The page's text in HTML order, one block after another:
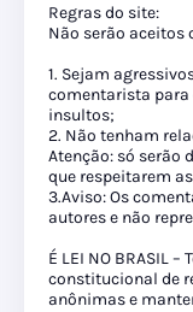
Regras do site:
Não serão aceitos
1. Sejam
comentarista para
insultos;
2. Não tenham
Atenção: só serão
que respeitarem
3.Aviso: Os
autores e não
É LEI NO BRASIL
constitucional de
anônimas e